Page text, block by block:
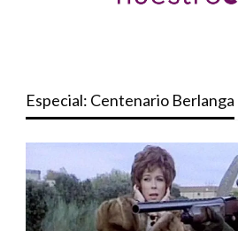
Especial: Centenario Berlanga